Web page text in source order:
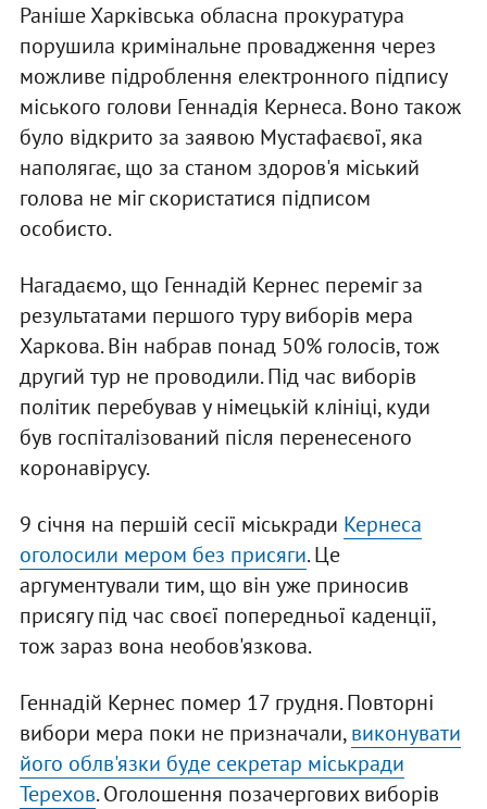
Раніше Харківська обласна прокуратура
порушила кримінальне провадження через
можливе підроблення електронного підпису
міського голови Геннадія Кернеса. Воно також
було відкрито за заявою Мустафаєвої, яка
наполягає, що за станом здоров'я міський
голова не міг скористатися підписом
особисто.
Нагадаємо, що Геннадій Кернес переміг за
результатами першого туру виборів мера
Харкова. Він набрав понад 50% голосів, тож
другий тур не проводили. Під час виборів
політик перебував у німецькій клініці, куди
був госпіталізований після перенесеного
коронавірусу.
9 січня на першій сесії міськради Кернеса
оголосили мером без присяги. Це
аргументували тим, що він уже приносив
присягу під час своєї попередньої каденції,
тож зараз вона необов'язкова.
Геннадій Кернес помер 17 грудня. Повторні
вибори мера поки не призначали,виконувати
його облв'язки буде секретар міськради
Терехов. Оголошення позачергових виборів